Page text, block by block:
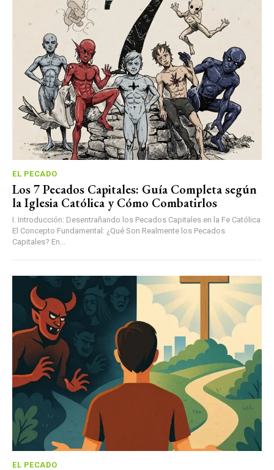
EL PECADO
Los 7 Pecados Capitales: Guía Completa según
la Iglesia Católica y Cómo Combatirlos
I. Introducción: Desentrañando los Pecados Capitales en la Fe Católica
El Concepto Fundamental: ¿Qué Son Realmente los Pecados
Capitales? En...
EL PECADO